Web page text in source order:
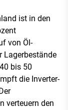
ist in den
von Öl-
Lagerbestände
bis 50
die Inverter-
verteuern den